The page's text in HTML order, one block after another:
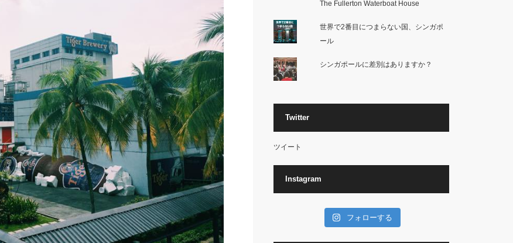
The Fullerton Waterboat House
世界で2番目につまらない国、シンガポ
ール
シンガポールに差別はありますか？
Twitter
ツイート
Instagram
フォローする